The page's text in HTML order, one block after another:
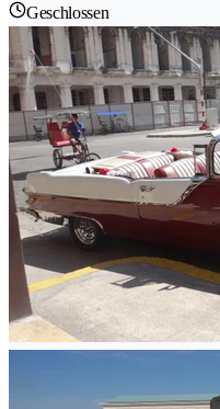
Geschlossen